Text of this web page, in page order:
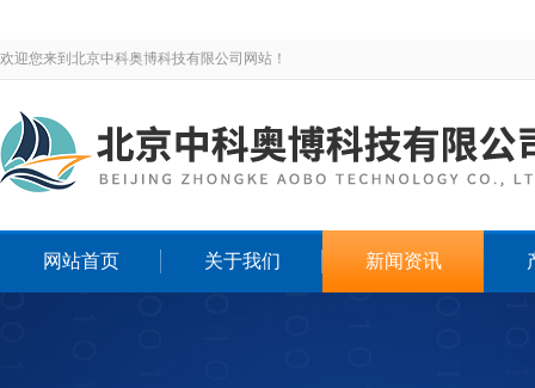
欢迎您来到北京中科奥博科技有限公司网站！
网站首页 关于我们 新闻资讯